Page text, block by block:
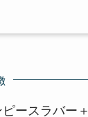
ースラバー